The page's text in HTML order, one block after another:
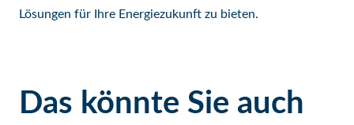
Lösungen für Ihre Energiezukunft zu bieten.
Das könnte Sie auch